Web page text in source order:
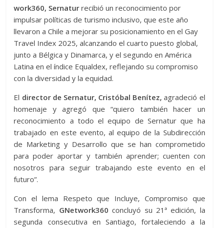
work360, Sernatur recibió un reconocimiento por
impulsar políticas de turismo inclusivo, que este año
llevaron a Chile a mejorar su posicionamiento en el Gay
Travel Index 2025, alcanzando el cuarto puesto global,
junto a Bélgica y Dinamarca, y el segundo en América
Latina en el índice Equaldex, reflejando su compromiso
con la diversidad y la equidad.
El director de Sernatur, Cristóbal Benítez, agradeció el
homenaje y agregó que “quiero también hacer un
reconocimiento a todo el equipo de Sernatur que ha
trabajado en este evento, al equipo de la Subdirección
de Marketing y Desarrollo que se han comprometido
para poder aportar y también aprender; cuenten con
nosotros para seguir trabajando este evento en el
futuro”.
Con el lema Respeto que Incluye, Compromiso que
Transforma, GNetwork360 concluyó su 21ª edición, la
segunda consecutiva en Santiago, fortaleciendo a la